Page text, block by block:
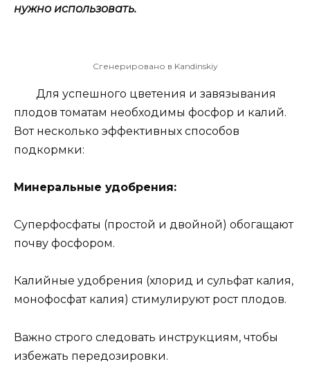
нужно использовать.
Сгенерировано в Kandinskiy
Для успешного цветения и завязывания
плодов томатам необходимы фосфор и калий.
Вот несколько эффективных способов
подкормки:
Минеральные удобрения:
Суперфосфаты (простой и двойной) обогащают
почву фосфором.
Калийные удобрения (хлорид и сульфат калия,
монофосфат калия) стимулируют рост плодов.
Важно строго следовать инструкциям, чтобы
избежать передозировки.